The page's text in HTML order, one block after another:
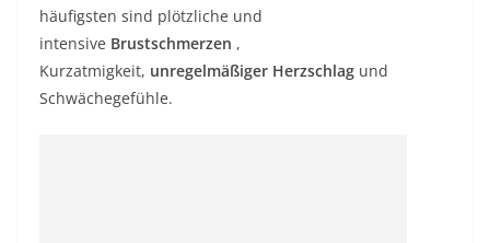
häufigsten sind plötzliche und
intensive Brustschmerzen ,
Kurzatmigkeit, unregelmäßiger Herzschlag und
Schwächegefühle.